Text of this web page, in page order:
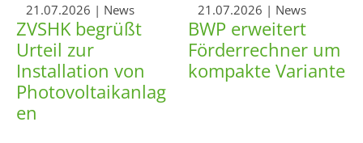
21.07.2026 | News
ZVSHK begrüßt
Urteil zur
Installation von
Photovoltaikanlag
en
21.07.2026 | News
BWP erweitert
Förderrechner um
kompakte Variante